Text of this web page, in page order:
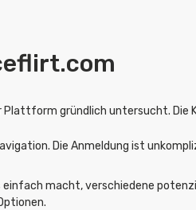
Plattform gründlich untersucht. Die
Die Anmeldung ist
macht, verschiedene